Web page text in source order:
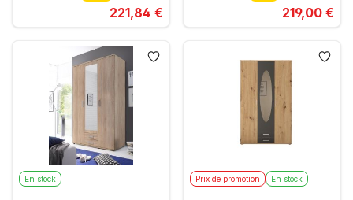
221,84 € 219,00 €
En stock Prix de promotion En stock